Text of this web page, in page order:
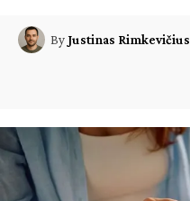
ByJustinas Rimkevičius